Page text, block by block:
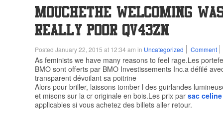
Posted January 22, 2015 at 12:34 am in Uncategorized Comment
As feminists we have many reasons to feel rage.Les
BMO sont offerts par BMO Investissements Inc.a défilé
transparent dévoilant sa poitrine
Alors pour briller, laissons tomber l des guirlandes
et misons sur la cr originale en bois.Les prix par sac celine
applicables si vous achetez des billets aller retour.